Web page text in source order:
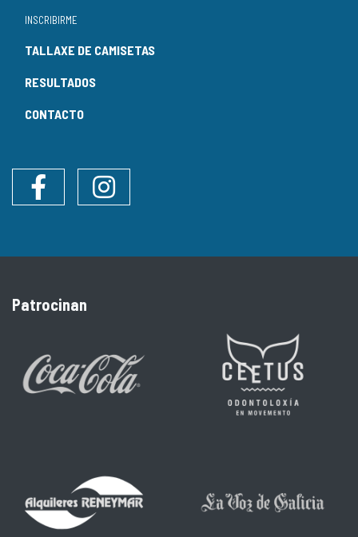
INSCRIBIRME
TALLAXE DE CAMISETAS
RESULTADOS
CONTACTO
Instagram
Patrocinan